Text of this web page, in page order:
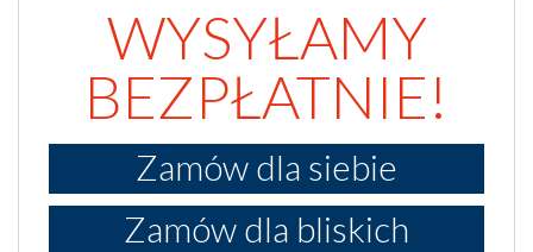
WYSYŁAMY
BEZPŁATNIE!
Zamów dla siebie
Zamów dla bliskich